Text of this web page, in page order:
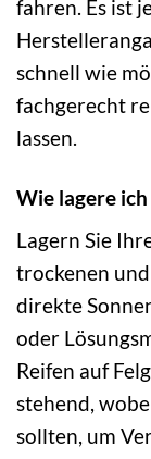
fahren. Es ist
schnell wie
fachgerecht
lassen.
Wie lagere
Lagern Sie
trockenen
direkte
oder
Reifen auf
stehend,
sollten, um